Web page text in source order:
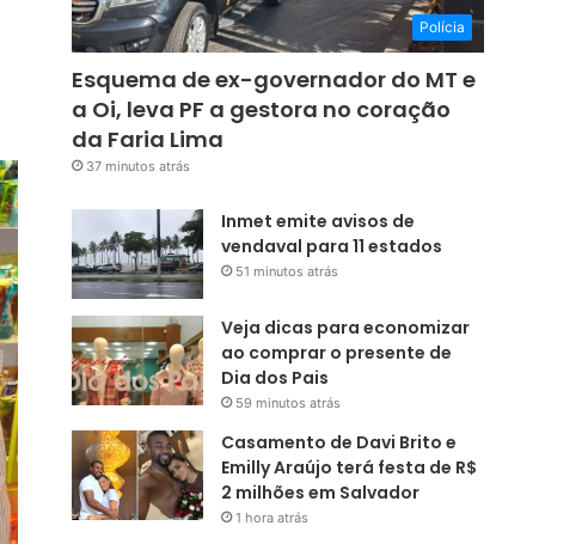
Polícia
Esquema de ex-governador do MT e
a Oi, leva PF a gestora no coração
da Faria Lima
37 minutos atrás
Inmet emite avisos de
vendaval para 11 estados
51 minutos atrás
Veja dicas para economizar
ao comprar o presente de
Dia dos Pais
59 minutos atrás
Casamento de Davi Brito e
Emilly Araújo terá festa de R$
2 milhões em Salvador
1 hora atrás